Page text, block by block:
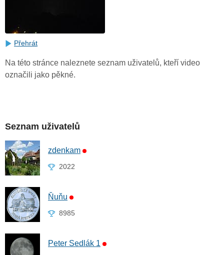
Přehrát
Na této stránce naleznete seznam uživatelů, kteří video
označili jako pěkné.
Seznam uživatelů
zdenkam
2022
Ňuňu
8985
Peter Sedlák 1